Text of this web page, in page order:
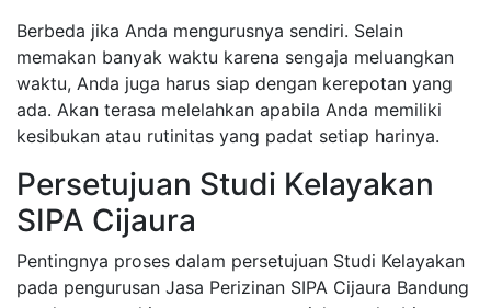
Berbeda jika Anda mengurusnya sendiri. Selain
memakan banyak waktu karena sengaja meluangkan
waktu, Anda juga harus siap dengan kerepotan yang
ada. Akan terasa melelahkan apabila Anda memiliki
kesibukan atau rutinitas yang padat setiap harinya.
Persetujuan Studi Kelayakan
SIPA Cijaura
Pentingnya proses dalam persetujuan Studi Kelayakan
pada pengurusan Jasa Perizinan SIPA Cijaura Bandung